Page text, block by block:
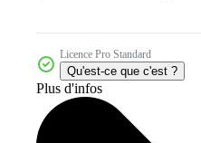
Licence Pro Standard
Qu'est-ce que c'est ?
Plus d'infos